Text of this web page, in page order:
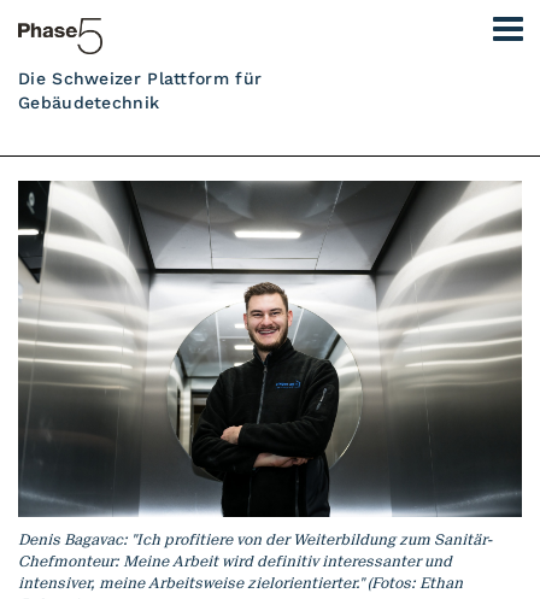
Die Schweizer Plattform für
Gebäudetechnik
Denis Bagavac: "Ich profitiere von der Weiterbildung zum Sanitär-
Chefmonteur: Meine Arbeit wird definitiv interessanter und
intensiver, meine Arbeitsweise zielorientierter." (Fotos: Ethan